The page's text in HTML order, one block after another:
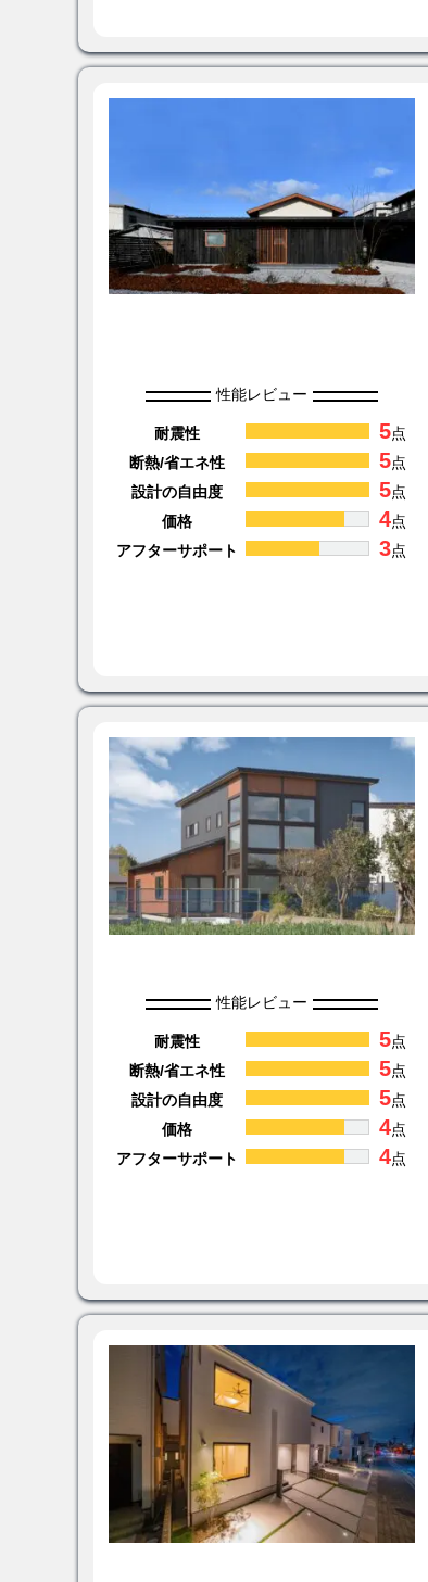
性能レビュー
耐震性 5点
断熱/省エネ性
5点
設計の自由度
5点
価格
4点
アフターサポート
3点
性能レビュー
耐震性 5点
断熱/省エネ性
5点
設計の自由度
5点
価格
4点
アフターサポート
4点